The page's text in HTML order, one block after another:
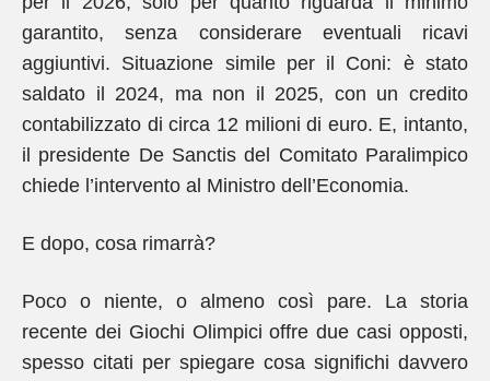
garantito, senza considerare eventuali ricavi
aggiuntivi. Situazione simile per il Coni: è stato
saldato il 2024, ma non il 2025, con un credito
contabilizzato di circa 12 milioni di euro. E, intanto,
il presidente De Sanctis del Comitato Paralimpico
chiede l’intervento al Ministro dell’Economia.
E dopo, cosa rimarrà?
Poco o niente, o almeno così pare. La storia
recente dei Giochi Olimpici offre due casi opposti,
spesso citati per spiegare cosa significhi davvero